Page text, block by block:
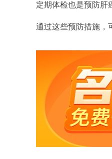
定期体检也是预防肝
通过这些预防措施，